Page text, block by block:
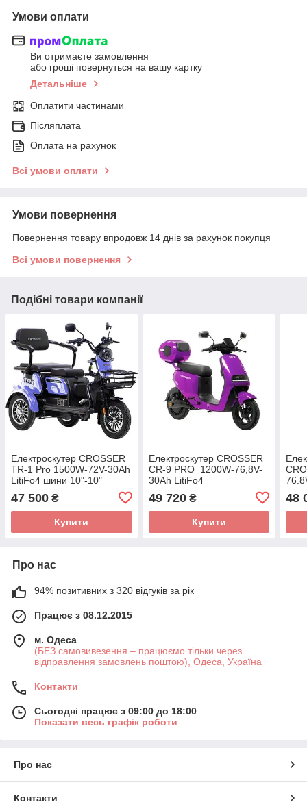
Умови оплати
Ви отримаєте замовлення
або гроші повернуться на вашу картку
Детальніше
Оплатити частинами
Післяплата
Оплата на рахунок
Всі умови оплати
Умови повернення
Повернення товару впродовж 14 днів за рахунок покупця
Всі умови повернення
Подібні товари компанії
Електроскутер CROSSER
TR-1 Pro 1500W-72V-30Ah
LitiFo4 шини 10"-10"
47 500 ₴
Купити
Електроскутер CROSSER
CR-9 PRO 1200W-76,8V-
30Ah LitiFo4
49 720₴
Купити
48
Про нас
94% позитивних з 320 відгуків за рік
Працює з 08.12.2015
м. Одеса
(БЕЗ самовивезення – працюємо тільки через
відправлення замовлень поштою), Одеса, Україна
Контакти
Сьогодні працює з 09:00 до 18:00
Показати весь графік роботи
Про нас
Контакти